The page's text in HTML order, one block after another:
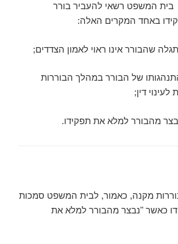
בית המשפט רשאי להעביר בורר
באחד המקרים האלה:
התנהגותו של הבורר במהלך הבוררות
לעינוי דין;
הבוררות מקנה, כאמור, לבית המשפט סמכות
כאשר "נבצר מהבורר למלא את